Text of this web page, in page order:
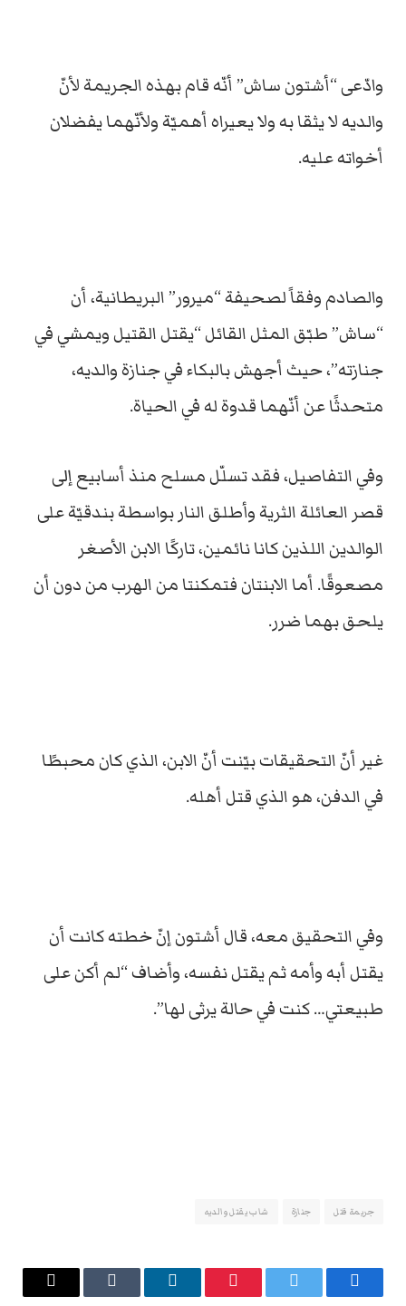
وادّعى “أشتون ساش” أنّه قام بهذه الجريمة لأنّ
والديه لا يثقا به ولا يعيراه أهميّة ولأنّهما يفضلان
أخواته عليه.
والصادم وفقاً لصحيفة “ميرور” البريطانية، أن
“ساش” طبّق المثل القائل “يقتل القتيل ويمشي في
جنازته”، حيث أجهش بالبكاء في جنازة والديه،
متحدثًا عن أنّهما قدوة له في الحياة.
وفي التفاصيل، فقد تسلّل مسلح منذ أسابيع إلى
قصر العائلة الثرية وأطلق النار بواسطة بندقيّة على
الوالدين اللذين كانا نائمين، تاركًا الابن الأصغر
مصعوقًا. أما الابنتان فتمكنتا من الهرب من دون أن
يلحق بهما ضرر.
غير أنّ التحقيقات بيّنت أنّ الابن، الذي كان محبطًا
في الدفن، هو الذي قتل أهله.
وفي التحقيق معه، قال أشتون إنّ خطته كانت أن
يقتل أبه وأمه ثم يقتل نفسه، وأضاف “لم أكن على
طبيعتي… كنت في حالة يرثى لها”.
جريمة قتل جنازة شاب يقتل والديه
فيسبوك تويتر بينتيريستلينكدإن Tumblr البريد